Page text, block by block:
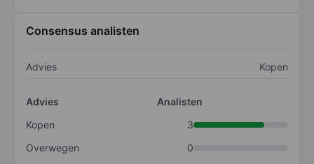
Consensus analisten
Advies Kopen
Advies
Analisten
Kopen
3
Overwegen
0